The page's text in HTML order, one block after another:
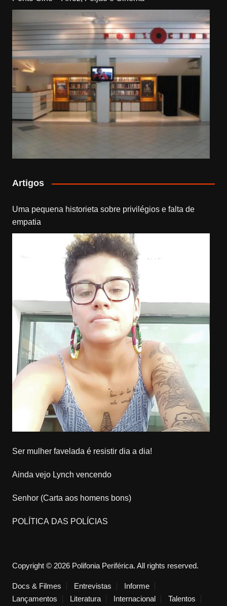
Artigos
Uma pequena historieta sobre privilégios e falta de
empatia
Ser mulher favelada é resistir dia a dia!
Ainda vejo Lynch vencendo
Senhor (Carta aos homens bons)
POLÍTICA DAS POLÍCIAS
Copyright © 2026 Polifonia Periférica. All rights reserved.
Docs & Filmes Entrevistas
Informe
Lançamentos
Literatura Internacional Talentos